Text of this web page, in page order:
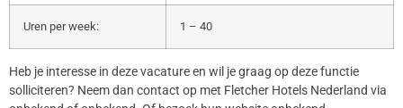
Uren per week: 1 – 40
Heb je interesse in deze vacature en wil je graag op deze functie
solliciteren? Neem dan contact op met Fletcher Hotels Nederland via